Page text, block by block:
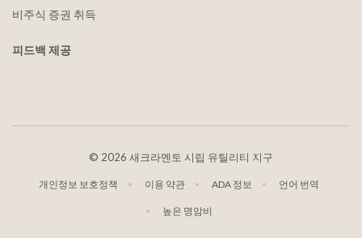
비주식 증권 취득
피드백 제공
© 2026 새크라멘토 시립 유틸리티 지구
개인정보 보호정책 이용 약관 ADA 정보 언어 번역
높은 명암비